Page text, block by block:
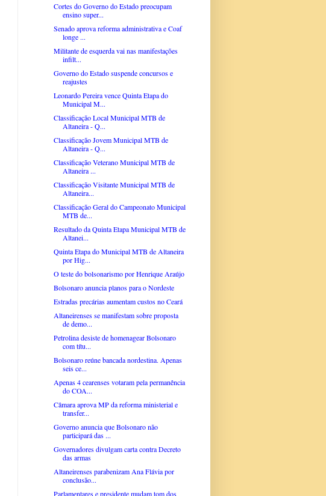
Cortes do Governo do Estado preocupam
ensino super...
Senado aprova reforma administrativa e Coaf
longe ...
Militante de esquerda vai nas manifestações
infilt...
Governo do Estado suspende concursos e
reajustes
Leonardo Pereira vence Quinta Etapa do
Municipal M...
Classificação Local Municipal MTB de
Altaneira - Q...
Classificação Jovem Municipal MTB de
Altaneira - Q...
Classificação Veterano Municipal MTB de
Altaneira ...
Classificação Visitante Municipal MTB de
Altaneira...
Classificação Geral do Campeonato Municipal
MTB de...
Resultado da Quinta Etapa Municipal MTB de
Altanei...
Quinta Etapa do Municipal MTB de Altaneira
por Hig...
O teste do bolsonarismo por Henrique Araújo
Bolsonaro anuncia planos para o Nordeste
Estradas precárias aumentam custos no Ceará
Altaneirenses se manifestam sobre proposta
de demo...
Petrolina desiste de homenagear Bolsonaro
com títu...
Bolsonaro reúne bancada nordestina. Apenas
seis ce...
Apenas 4 cearenses votaram pela permanência
do COA...
Câmara aprova MP da reforma ministerial e
transfer...
Governo anuncia que Bolsonaro não
participará das ...
Governadores divulgam carta contra Decreto
das armas
Altaneirenses parabenizam Ana Flávia por
conclusão...
Parlamentares e presidente mudam tom dos